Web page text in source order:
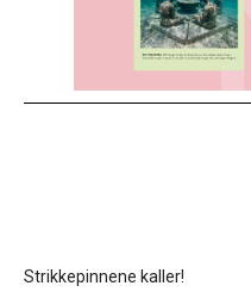
Strikkepinnene kaller!